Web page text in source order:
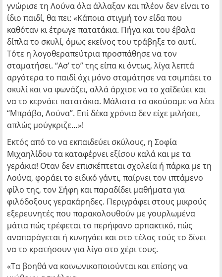
γνώρισε τη Λούνα όλα άλλαξαν και πλέον δεν είναι το
ίδιο παιδί, θα πει: «Κάποια στιγμή τον είδα που
καθόταν κι έτρωγε πατατάκια. Πήγα και του έβαλα
δίπλα το σκυλί, όμως εκείνος του τράβηξε το αυτί.
Τότε η λογοθεραπεύτρια προσπάθησε να τον
σταματήσει. “Ασ’ το” της είπα κι όντως, λίγα λεπτά
αργότερα το παιδί όχι μόνο σταμάτησε να τσιμπάει το
σκυλί και να φωνάζει, αλλά άρχισε να το χαϊδεύει και
να το κερνάει πατατάκια. Μάλιστα το ακούσαμε να λέει
“Μπράβο, Λούνα”. Επί δέκα χρόνια δεν είχε μιλήσει,
απλώς μούγκριζε…»!
Εκτός από το να εκπαιδεύει σκύλους, η Σοφία
Μιχαηλίδου τα καταφέρνει εξίσου καλά και με τα
γεράκια! Οταν δεν επισκέπτεται σχολεία ή πάρκα με τη
Λούνα, φοράει το ειδικό γάντι, παίρνει τον ιπτάμενο
φίλο της, τον Σήφη και παραδίδει μαθήματα για
φιλόδοξους γερακάρηδες. Περιγράφει στους μικρούς
εξερευνητές που παρακολουθούν με γουρλωμένα
μάτια πώς τρέφεται το περήφανο αρπακτικό, πώς
αναπαράγεται ή κυνηγάει και στο τέλος τούς το δίνει
να το κρατήσουν για λίγο στο χέρι τους.
«Τα βοηθά να κοινωνικοποιούνται και επίσης να